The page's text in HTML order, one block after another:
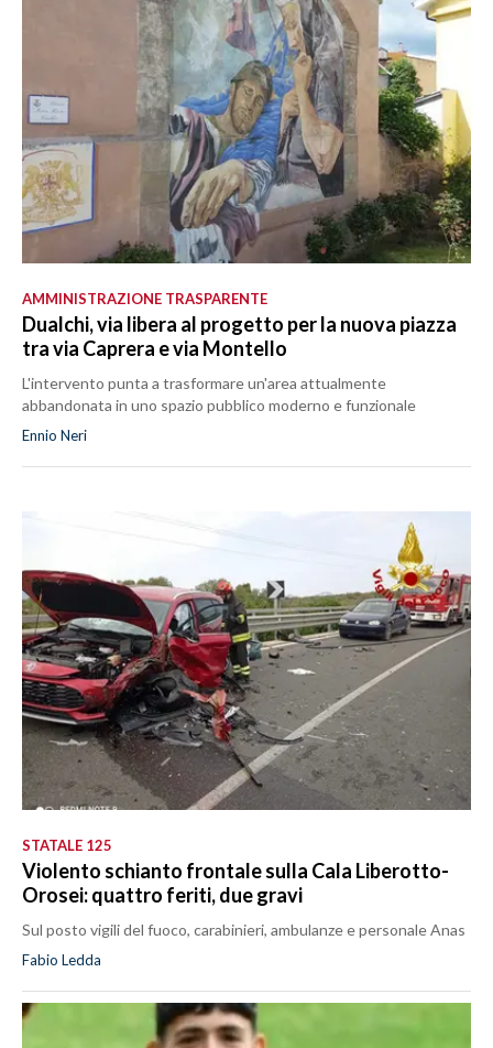
AMMINISTRAZIONE TRASPARENTE
Dualchi, via libera al progetto per la nuova piazza
tra via Caprera e via Montello
L'intervento punta a trasformare un'area attualmente
abbandonata in uno spazio pubblico moderno e funzionale
Ennio Neri
STATALE 125
Violento schianto frontale sulla Cala Liberotto-
Orosei: quattro feriti, due gravi
Sul posto vigili del fuoco, carabinieri, ambulanze e personale Anas
Fabio Ledda